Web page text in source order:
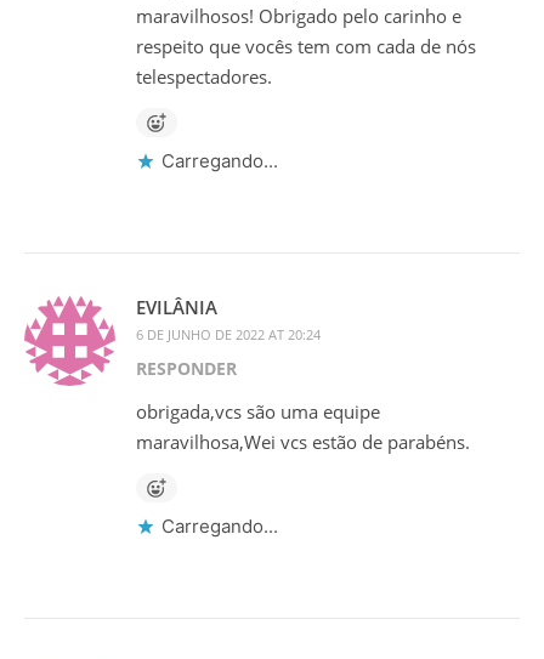
maravilhosos! Obrigado pelo carinho e
respeito que vocês tem com cada de nós
telespectadores.
Carregando...
EVILÂNIA
6 DE JUNHO DE 2022 AT 20:24
RESPONDER
obrigada,vcs são uma equipe
maravilhosa,Wei vcs estão de parabéns.
Carregando...